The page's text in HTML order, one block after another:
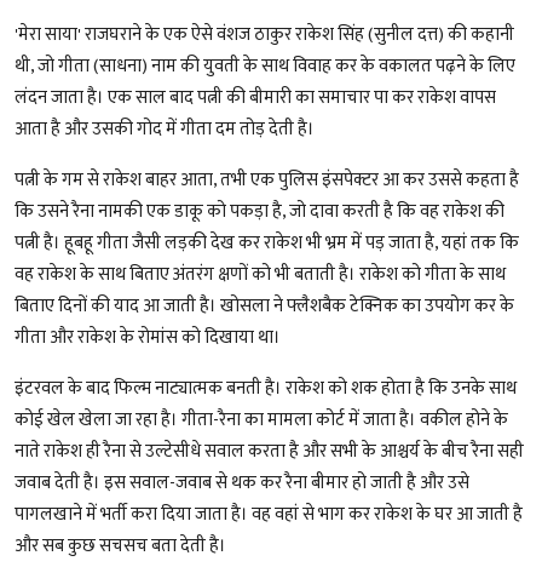
'मेरा साया' राजघराने के एक ऐसे वंशज ठाकुर राकेश सिंह (सुनील दत्त) की कहानी
थी, जो गीता (साधना) नाम की युवती के साथ विवाह कर के वकालत पढ़ने के लिए
लंदन जाता है। एक साल बाद पत्नी की बीमारी का समाचार पा कर राकेश वापस
आता है और उसकी गोद में गीता दम तोड़ देती है।
पत्नी के गम से राकेश बाहर आता, तभी एक पुलिस इंसपेक्टर आ कर उससे कहता है
कि उसने रैना नामकी एक डाकू को पकड़ा है, जो दावा करती है कि वह राकेश की
पत्नी है। हूबहू गीता जैसी लड़की देख कर राकेश भी भ्रम में पड़ जाता है, यहां तक कि
वह राकेश के साथ बिताए अंतरंग क्षणों को भी बताती है। राकेश को गीता के साथ
बिताए दिनों की याद आ जाती है। खोसला ने फ्लैशबैक टेक्निक का उपयोग कर के
गीता और राकेश के रोमांस को दिखाया था।
इंटरवल के बाद फिल्म नाट्यात्मक बनती है। राकेश को शक होता है कि उनके साथ
कोई खेल खेला जा रहा है। गीता-रैना का मामला कोर्ट में जाता है। वकील होने के
नाते राकेश ही रैना से उल्टेसीधे सवाल करता है और सभी के आश्चर्य के बीच रैना सही
जवाब देती है। इस सवाल-जवाब से थक कर रैना बीमार हो जाती है और उसे
पागलखाने में भर्ती करा दिया जाता है। वह वहां से भाग कर राकेश के घर आ जाती है
और सब कुछ सचसच बता देती है।